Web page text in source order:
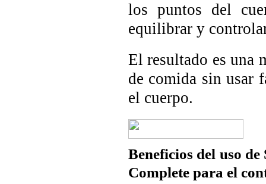
los puntos del
equilibrar y
El resultado es una
de comida sin usar
el cuerpo.
Beneficios del uso
Complete para el